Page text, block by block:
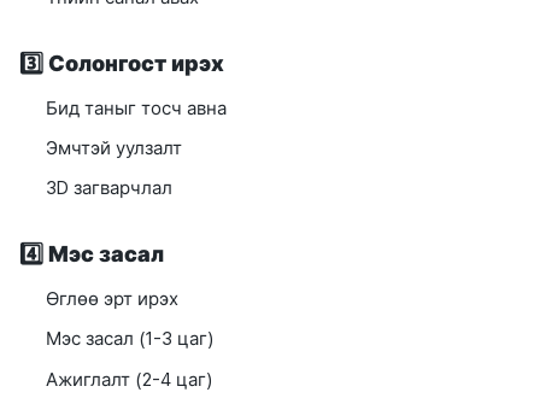
3️⃣ Солонгост ирэх
Бид таныг тосч авна
Эмчтэй уулзалт
3D загварчлал
4️⃣ Мэс засал
Өглөө эрт ирэх
Мэс засал (1-3 цаг)
Ажиглалт (2-4 цаг)